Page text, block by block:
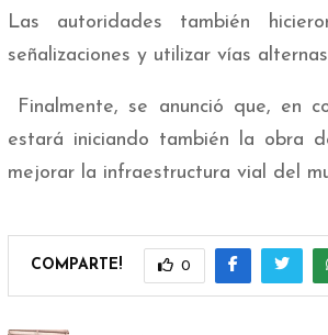
Las autoridades también
señalizaciones y utilizar vías
Finalmente, se anunció que, en
estará iniciando también la obra
mejorar la infraestructura vial del
COMPARTE! 0